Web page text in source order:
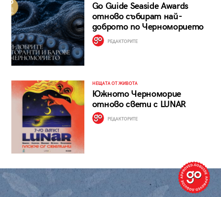
Go Guide Seaside Awards
отново събират най-
доброто по Черноморието
РЕДАКТОРИТЕ
НЕЩАТА ОТ ЖИВОТА
Южното Черноморие
отново свети с LUNAR
РЕДАКТОРИТЕ